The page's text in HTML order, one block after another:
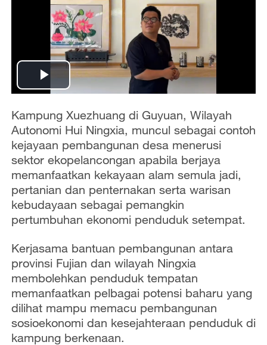
P
l
a
y
V
i
d
e
o
Kampung Xuezhuang di Guyuan, Wilayah
Autonomi Hui Ningxia, muncul sebagai contoh
kejayaan pembangunan desa menerusi
sektor ekopelancongan apabila berjaya
memanfaatkan kekayaan alam semula jadi,
pertanian dan penternakan serta warisan
kebudayaan sebagai pemangkin
pertumbuhan ekonomi penduduk setempat.
Kerjasama bantuan pembangunan antara
provinsi Fujian dan wilayah Ningxia
membolehkan penduduk tempatan
memanfaatkan pelbagai potensi baharu yang
dilihat mampu memacu pembangunan
sosioekonomi dan kesejahteraan penduduk di
kampung berkenaan.